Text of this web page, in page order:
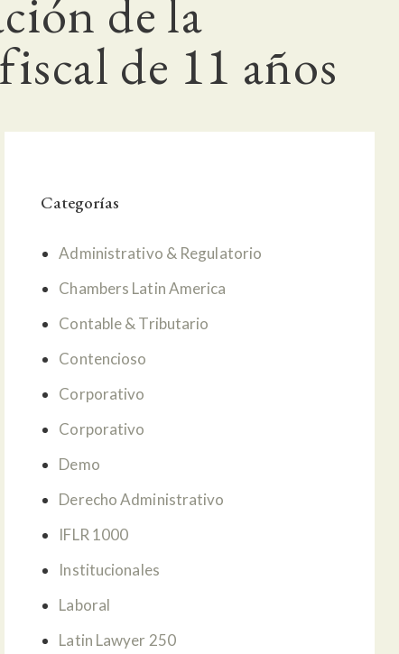
de la
de 11 años
Categorías
Administrativo & Regulatorio
Chambers Latin America
Contable & Tributario
Contencioso
Corporativo
Corporativo
Demo
Derecho Administrativo
IFLR 1000
Institucionales
Laboral
Latin Lawyer 250